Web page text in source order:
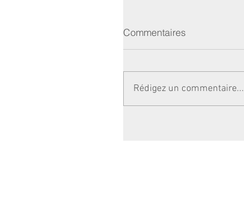
Commentaires
Rédigez un commentaire...